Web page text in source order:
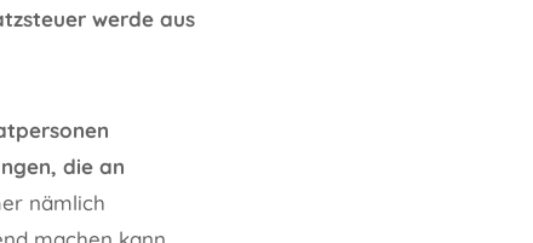
werde aus
die an
nämlich